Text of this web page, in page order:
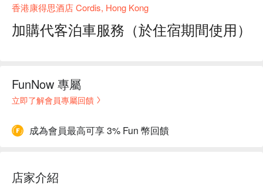
香港康得思酒店 Cordis, Hong Kong
加購代客泊車服務（於住宿期間使用）
FunNow 專屬
立即了解會員專屬回饋
成為會員最高可享 3% Fun 幣回饋
店家介紹